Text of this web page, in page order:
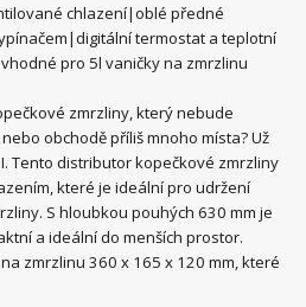
chlazení|oblé předné
termostat a teplotní
pro 5l vaničky na zmrzlinu
zmrzliny, který nebude
obchodě příliš mnoho místa? Už
Tento distributor kopečkové zmrzliny
které je ideální pro udržení
S hloubkou pouhých 630 mm je
a ideální do menších prostor.
zmrzlinu 360 x 165 x 120 mm, které